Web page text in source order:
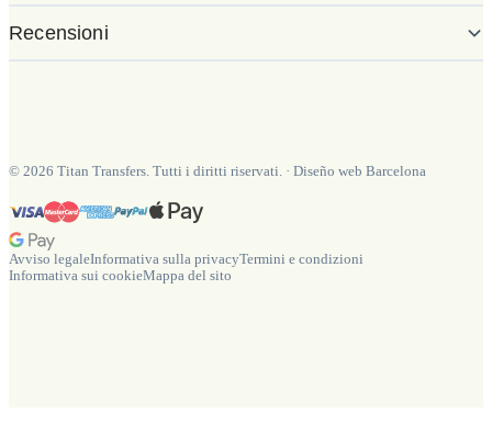
Recensioni
© 2026 Titan Transfers. Tutti i diritti riservati. · Diseño web Barcelona
Avviso legaleInformativa sulla privacyTermini e condizioni
Informativa sui cookieMappa del sito